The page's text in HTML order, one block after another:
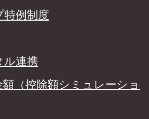
特例制度
ル連携
（控除額シミュレーショ